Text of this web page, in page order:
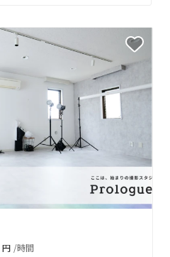
円 /時間